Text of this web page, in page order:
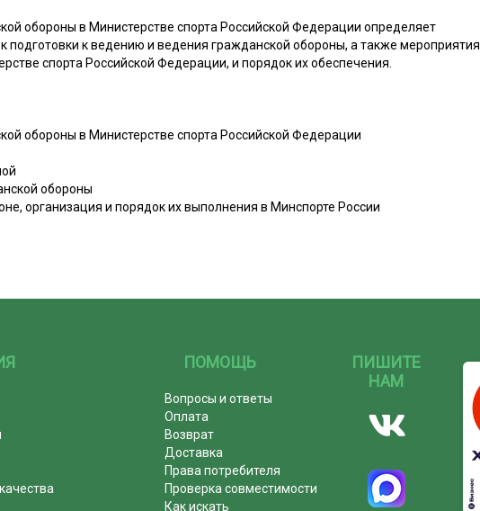
обороны в Министерстве спорта Российской Федерации определяет
подготовки к ведению и ведения гражданской обороны, а также мероприятия
спорта Российской Федерации, и порядок их обеспечения.
обороны в Министерстве спорта Российской Федерации
обороны
организация и порядок их выполнения в Минспорте России
ПОМОЩЬ
Вопросы и ответы
Оплата
Возврат
Доставка
Права потребителя
Проверка совместимости
Как искать
ПИШИТЕ
НАМ